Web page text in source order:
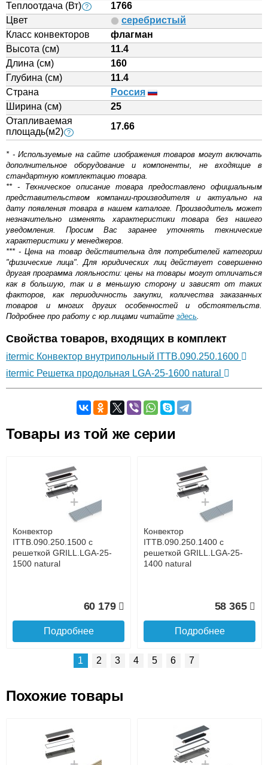
Теплоотдача (Вт) ?
1766
Цвет
серебристый
Класс конвекторов
флагман
Высота (см)
11.4
Длина (см)
160
Глубина (см)
11.4
Страна
Россия
Ширина (см)
25
Отапливаемая
площадь(м2) ?
17.66
* - Используемые на сайте изображения товаров могут включать
дополнительное оборудование и компоненты, не входящие в
стандартную комплектацию товара.
** - Техническое описание товара предоставлено официальным
представительством компании-производителя и актуально на
дату появления товара в нашем каталоге. Производитель может
незначительно изменять характеристики товара без нашего
уведомления. Просим Вас заранее уточнять технические
характеристики у менеджеров.
*** - Цена на товар действительна для потребителей категории
"физические лица". Для юридических лиц действует совершенно
другая программа лояльности: цены на товары могут отличаться
как в большую, так и в меньшую сторону и зависят от таких
факторов, как периодичность закупки, количества заказанных
товаров и многих других особенностей и обстоятельств.
Подробнее про работу с юр.лицами читайте здесь.
Свойства товаров, входящих в комплект
itermic Конвектор внутрипольный ITTB.090.250.1600
itermic Решетка продольная LGA-25-1600 natural
Оставьте отзыв
Доставка сантехники по Москве и Московской области
до подъезда
Наличный расчёт
Банковской картой на сайте в режиме реального
времени
Банковской картой при получении товара как при
доставке, так и самовывозом
Интернет-деньгами (Yandex-деньги, Web-money,
Qiwi-кошельки и другие).
Безналичный расчёт (возможно и с НДС)
подробнее...
Товары из той же серии
Конвектор
ITTB.090.250.1500 с
решеткой GRILL.LGA-25-
1500 natural
60 179
Подробнее
Конвектор
ITTB.090.250.1400 с
решеткой GRILL.LGA-25-
1400 natural
58 365
Подробнее
ITTB.090.250.1300 с
решеткой GRILL.LGA-25-
1300 natural
ITTB.090.250.1200 с
решеткой GRILL.LGA-25-
1200 natural
1 2 3 4 5 6 7
Похожие товары